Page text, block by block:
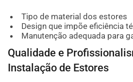
Tipo de material dos estores
Design que impõe eficiência
Manutenção adequada para
Qualidade e
Instalação de Estores